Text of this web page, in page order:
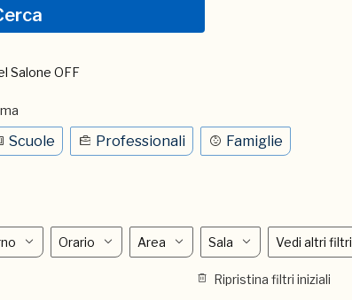
Salone OFF
Scuole Professionali Famiglie
Orario Area Sala Vedi altri filtri
Ripristina filtri iniziali